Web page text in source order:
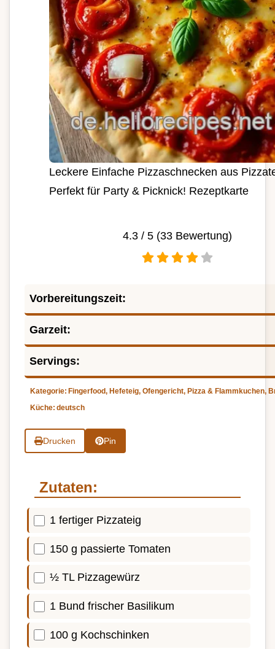
Leckere Einfache Pizzaschnecken aus
Perfekt für Party & Picknick! Rezeptkarte
4.3/ 5 (33Bewertung)
Vorbereitungszeit:
Garzeit:
Servings:
Kategorie: Fingerfood, Hefeteig, Ofengericht, Pizza & Flammkuchen,
Küche: deutsch
Drucken Pin
Zutaten:
1 fertiger Pizzateig
150 g passierte Tomaten
½ TL Pizzagewürz
1 Bund frischer Basilikum
100 g Kochschinken